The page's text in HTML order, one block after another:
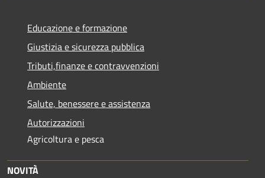
Educazione e formazione
Giustizia e sicurezza pubblica
Tributi,finanze e contravvenzioni
Ambiente
Salute, benessere e assistenza
Autorizzazioni
Agricoltura e pesca
NOVITÀ